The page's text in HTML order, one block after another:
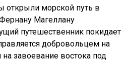
открыли морской путь в
Магеллану
путешественник покидает
добровольцем на
завоевание востока под